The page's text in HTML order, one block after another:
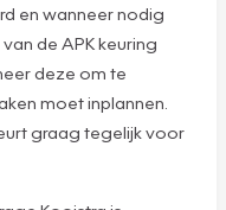
en wanneer nodig
de APK keuring
deze om te
moet inplannen.
graag tegelijk voor